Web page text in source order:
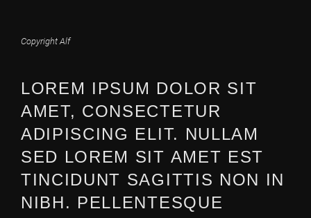
Copyright Alf
LOREM IPSUM DOLOR SIT
AMET, CONSECTETUR
ADIPISCING ELIT. NULLAM
SED LOREM SIT AMET EST
TINCIDUNT SAGITTIS NON IN
NIBH. PELLENTESQUE